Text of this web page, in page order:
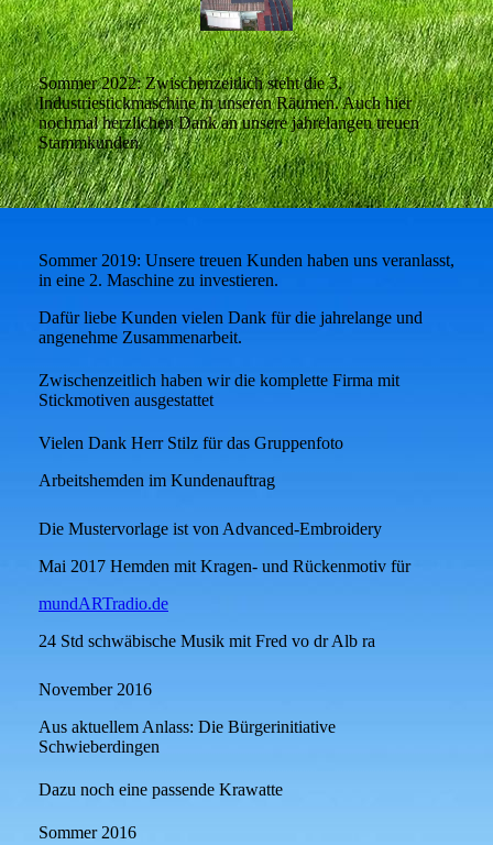
Sommer 2022: Zwischenzeitlich steht die 3.
Industriestickmaschine in unseren Räumen. Auch hier
nochmal herzlichen Dank an unsere jahrelangen treuen
Stammkunden
Sommer 2019: Unsere treuen Kunden haben uns veranlasst,
in eine 2. Maschine zu investieren.
Dafür liebe Kunden vielen Dank für die jahrelange und
angenehme Zusammenarbeit.
Zwischenzeitlich haben wir die komplette Firma mit
Stickmotiven ausgestattet
Vielen Dank Herr Stilz für das Gruppenfoto
Arbeitshemden im Kundenauftrag
Die Mustervorlage ist von Advanced-Embroidery
Mai 2017 Hemden mit Kragen- und Rückenmotiv für
mundARTradio.de
24 Std schwäbische Musik mit Fred vo dr Alb ra
November 2016
Aus aktuellem Anlass: Die Bürgerinitiative
Schwieberdingen
Dazu noch eine passende Krawatte
Sommer 2016